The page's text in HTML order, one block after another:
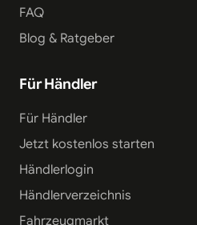
FAQ
Blog & Ratgeber
Für Händler
Für Händler
Jetzt kostenlos starten
Händlerlogin
Händlerverzeichnis
Fahrzeugmarkt